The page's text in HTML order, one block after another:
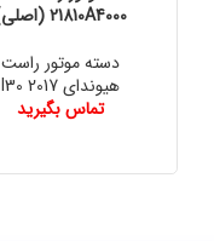
21810A4000 (اصلی)
دسته موتور راست
هیوندای I30 2017
تماس بگیرید